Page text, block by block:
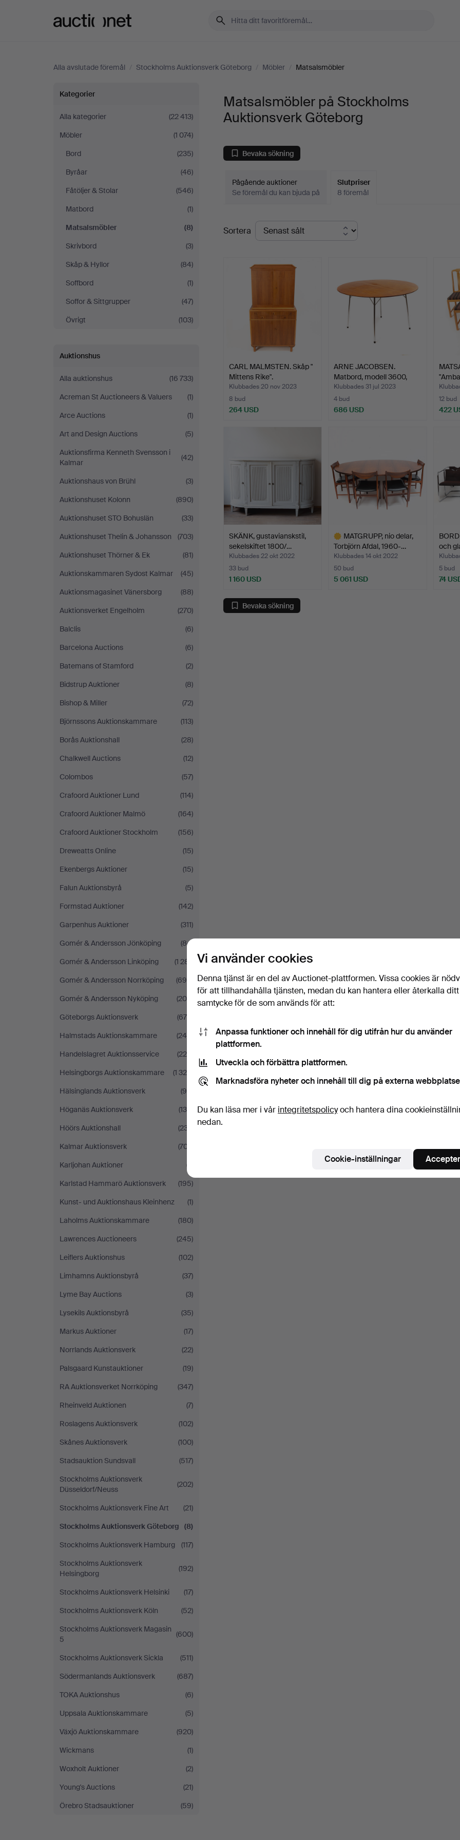
Alla avslutade föremål / Stockholms Auktionsverk Göteborg / Möbler / Matsalsmöbler
Matsalsmöbler
på
Stockholms
Auktionsverk
Göteborg
Kategorier
Alla kategorier
(22 413)
Möbler
(1 074)
Bord
(235)
Byråar
(46)
Fåtöljer & Stolar
(546)
Matbord
(1)
Matsalsmöbler
(8)
Skrivbord
(3)
Skåp & Hyllor
(84)
Soffbord
(1)
Soffor & Sittgrupper
(47)
Övrigt
(103)
Auktionshus
Alla auktionshus
(16 733)
Acreman St Auctioneers & Valuers
(1)
Arce Auctions
(1)
Art and Design Auctions
(5)
Auktionsfirma Kenneth Svensson i
Kalmar
(42)
Auktionshaus von Brühl
(3)
Auktionshuset Kolonn
(890)
Auktionshuset STO Bohuslän
(33)
Auktionshuset Thelin & Johansson
(703)
Auktionshuset Thörner & Ek
(81)
Auktionskammaren Sydost Kalmar
(45)
Auktionsmagasinet Vänersborg
(88)
Auktionsverket Engelholm
(270)
Balclis
(6)
Barcelona Auctions
(6)
Batemans of Stamford
(2)
Bidstrup Auktioner
(8)
Bishop & Miller
(72)
Björnssons Auktionskammare
(113)
Borås Auktionshall
(28)
Chalkwell Auctions
(12)
Colombos
(57)
Crafoord Auktioner Lund
(114)
Crafoord Auktioner Malmö
(164)
Crafoord Auktioner Stockholm
(156)
Dreweatts Online
(15)
Ekenbergs Auktioner
(15)
Falun Auktionsbyrå
(5)
Formstad Auktioner
(142)
Garpenhus Auktioner
(311)
Gomér & Andersson Jönköping
(84)
Gomér & Andersson Linköping
(1 281)
Gomér & Andersson Norrköping
(694)
Gomér & Andersson Nyköping
(206)
Göteborgs Auktionsverk
(679)
Halmstads Auktionskammare
(245)
Handelslagret Auktionsservice
(220)
Helsingborgs Auktionskammare
(1 329)
Hälsinglands Auktionsverk
(99)
Höganäs Auktionsverk
(134)
Höörs Auktionshall
(237)
Kalmar Auktionsverk
(707)
Karljohan Auktioner
(7)
Karlstad Hammarö Auktionsverk
(195)
Kunst- und Auktionshaus Kleinhenz
(1)
Laholms Auktionskammare
(180)
Lawrences Auctioneers
(245)
Leiflers Auktionshus
(102)
Limhamns Auktionsbyrå
(37)
Lyme Bay Auctions
(3)
Lysekils Auktionsbyrå
(35)
Markus Auktioner
(17)
Norrlands Auktionsverk
(22)
Palsgaard Kunstauktioner
(19)
RA Auktionsverket Norrköping
(347)
Rheinveld Auktionen
(7)
Roslagens Auktionsverk
(102)
Skånes Auktionsverk
(100)
Stadsauktion Sundsvall
(517)
Stockholms Auktionsverk
Düsseldorf/Neuss
(202)
Stockholms Auktionsverk Fine Art
(21)
Stockholms Auktionsverk Göteborg
(8)
Stockholms Auktionsverk Hamburg
(117)
Stockholms Auktionsverk
Helsingborg
(192)
Stockholms Auktionsverk Helsinki
(17)
Stockholms Auktionsverk Köln
(52)
Stockholms Auktionsverk Magasin
5
(600)
Stockholms Auktionsverk Sickla
(511)
Södermanlands Auktionsverk
(687)
TOKA Auktionshus
(6)
Uppsala Auktionskammare
(5)
Växjö Auktionskammare
(920)
Wickmans
(1)
Woxholt Auktioner
(2)
Young's Auctions
(21)
Örebro Stadsauktioner
(59)
Matsalsmöbler på Stockholms
Auktionsverk Göteborg
Bevaka sökning
Pågående auktioner
Se föremål du kan bjuda på
Slutpriser
8 föremål
Slutpriser
Sortera
CARL MALMSTEN. Skåp "
Mittens Rike".
Klubbades 20 nov 2023
8 bud
264 USD
ARNE JACOBSEN.
Matbord, modell 3600,
Fritz…
Klubbades 31 jul 2023
4 bud
686 USD
12 bud
422
SKÄNK, gustavianskstil,
sekelskiftet 1800/…
Klubbades 22 okt 2022
33 bud
1 160 USD
MATGRUPP, nio delar,
Torbjörn Afdal, 1960-…
Klubbades 14 okt 2022
50 bud
5 061 USD
och
5 bud
74
Bevaka sökning
Vi använder cookies
Denna tjänst är en del av Auctionet-plattformen. Vissa cookies är
för att tillhandahålla tjänsten, medan du kan hantera eller återkalla ditt
samtycke för de som används för att:
Anpassa funktioner och innehåll för dig utifrån hur du använder
plattformen.
Utveckla och förbättra plattformen.
Marknadsföra nyheter och innehåll till dig på externa
Du kan läsa mer i vår integritetspolicyoch hantera dina
nedan.
Cookie-inställningar